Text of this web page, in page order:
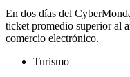
En dos días del
ticket promedio superior al
comercio electrónico.
Turismo